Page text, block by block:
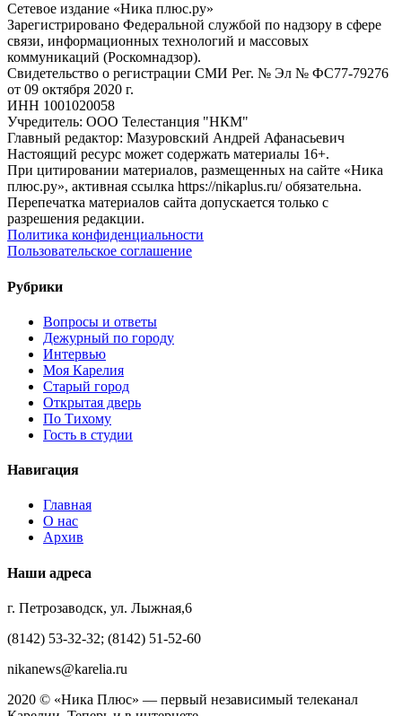
Сетевое издание «Ника плюс.ру»
Зарегистрировано Федеральной службой по надзору в сфере
связи, информационных технологий и массовых
коммуникаций (Роскомнадзор).
Свидетельство о регистрации СМИ Рег. № Эл № ФС77-79276
от 09 октября 2020 г.
ИНН 1001020058
Учредитель: ООО Телестанция "НКМ"
Главный редактор: Мазуровский Андрей Афанасьевич
Настоящий ресурс может содержать материалы 16+.
При цитировании материалов, размещенных на сайте «Ника
плюс.ру», активная ссылка https://nikaplus.ru/ обязательна.
Перепечатка материалов сайта допускается только с
разрешения редакции.
Политика конфиденциальности
Пользовательское соглашение
Рубрики
Вопросы и ответы
Дежурный по городу
Интервью
Моя Карелия
Старый город
Открытая дверь
По Тихому
Гость в студии
Навигация
Главная
О нас
Архив
Наши адреса
г. Петрозаводск, ул. Лыжная,6
(8142) 53-32-32; (8142) 51-52-60
nikanews@karelia.ru
2020 © «Ника Плюс» — первый независимый телеканал